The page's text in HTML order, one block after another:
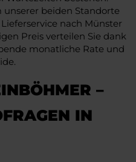
unserer beiden Standorte
nach Münster
Preis verteilen Sie dank
monatliche Rate und
–
IN